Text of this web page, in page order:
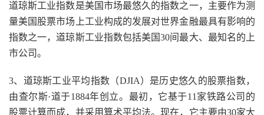
道琼斯工业指数是美国市场最悠久的指数之一，主要作为测
量美国股票市场上工业构成的发展对世界金融最具有影响的
指数之一，道琼斯工业指数包括美国30间最大、最知名的上
市公司。
3、道琼斯工业平均指数（DJIA）是历史悠久的股票指数，
由查尔斯·道于1884年创立。最初，它基于11家铁路公司的
股票计算而成，并采用算术平均法。现在，它主要由30家大